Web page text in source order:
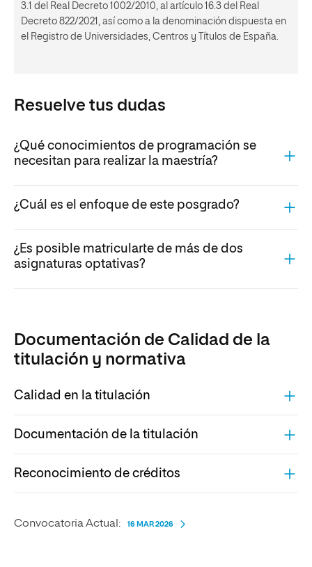
3.1 del Real Decreto 1002/2010, al artículo 16.3 del Real
Decreto 822/2021, así como a la denominación dispuesta en
el Registro de Universidades, Centros y Títulos de España.
Resuelve tus dudas
¿Qué conocimientos de programación se
necesitan para realizar la maestría?
¿Cuál es el enfoque de este posgrado?
¿Es posible matricularte de más de dos
asignaturas optativas?
Documentación de Calidad de la
titulación y normativa
Calidad en la titulación
Documentación de la titulación
Reconocimiento de créditos
Convocatoria Actual: 16 MAR 2026